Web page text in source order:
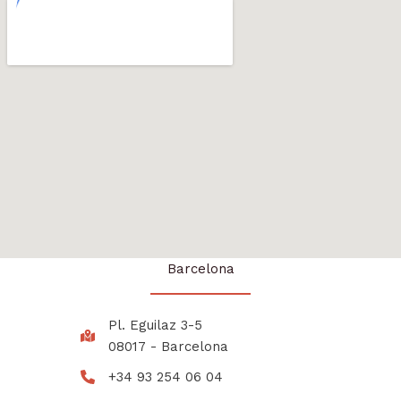
Barcelona
Pl. Eguilaz 3-5
08017 - Barcelona
+34 93 254 06 04